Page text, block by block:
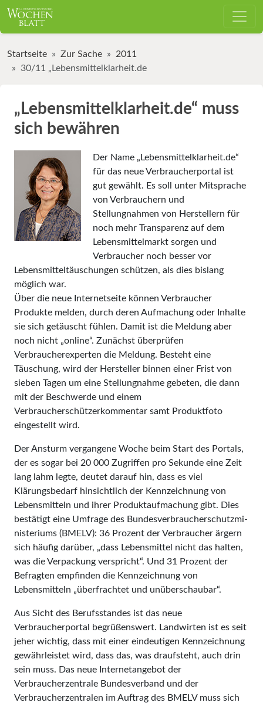
Startseite Zur Sache
2011
30/11 „Lebensmittelklarheit.de
„Lebensmittelklarheit.de“ muss
sich bewähren
Der Name „Lebensmittelklarheit.de“
für das neue Verbraucher­portal ist
gut gewählt. Es soll unter Mitsprache
von Verbrauchern und
Stellungnahmen von Herstellern für
noch mehr Transparenz auf dem
Lebensmittelmarkt sorgen und
Verbraucher noch besser vor
Lebensmitteltäuschungen schützen, als dies bislang
möglich war.
Über die neue Internetseite können Verbraucher
Produkte melden, durch deren Aufmachung oder Inhalte
sie sich getäuscht fühlen. Damit ist die Meldung aber
noch nicht „online“. Zunächst überprüfen
Verbraucherexperten die Meldung. Besteht eine
Täuschung, wird der Hersteller binnen einer Frist von
sieben Tagen um eine Stellungnahme gebeten, die dann
mit der Beschwerde und einem
Verbraucherschützerkommentar samt Produktfoto
eingestellt wird.
Der Ansturm vergangene Woche beim Start des Portals,
der es sogar bei 20 000 Zugriffen pro Sekunde eine Zeit
lang lahm legte, deutet darauf hin, dass es viel
Klärungsbedarf hinsichtlich der Kenn­zeichnung von
Lebensmitteln und ihrer Produktaufmachung gibt. Dies
bestätigt eine Umfrage des Bundesver­brau­cher­­schutz­mi­
nis­teriums (BMELV): 36 Prozent der Verbraucher ärgern
sich häufig darüber, „dass Lebensmittel nicht das halten,
was die Verpackung verspricht“. Und 31 Prozent der
Befragten empfinden die Kennzeichnung von
Lebensmitteln „überfrachtet und un­über­­schaubar“.
Aus Sicht des Berufsstandes ist das neue
Verbraucherportal begrüßenswert. Landwirten ist es seit
jeher wichtig, dass mit einer eindeutigen Kennzeichnung
gewähr­leis­tet wird, dass das, was draufsteht, auch drin
sein muss. Das neue Internet­angebot der
Verbraucherzentrale Bun­desverband und der
Verbraucherzentralen im Auftrag des BMELV muss sich